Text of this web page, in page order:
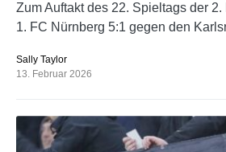
Zum Auftakt des 22. Spieltags der
1. FC Nürnberg 5:1 gegen den
Sally Taylor
13. Februar 2026